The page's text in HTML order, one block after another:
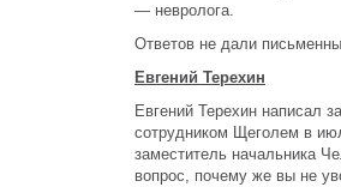
— невролога.
Ответов не дали
Евгений Терехин
Евгений Терехин написал
сотрудником Щеголем в
заместитель начальника
вопрос, почему же вы не